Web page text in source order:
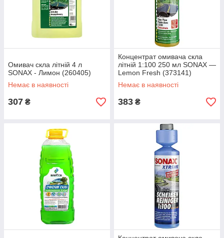
Омивач скла літній 4 л
SONAX - Лимон (260405)
Немає в наявності
307 ₴
Концентрат омивача скла
літній 1:100 250 мл SONAX —
Lemon Fresh (373141)
Немає в наявності
383 ₴